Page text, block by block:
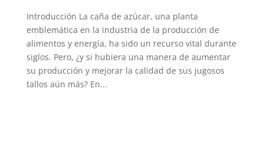
Introducción La caña de azúcar, una planta
emblemática en la industria de la producción de
alimentos y energía, ha sido un recurso vital durante
siglos. Pero, ¿y si hubiera una manera de aumentar
su producción y mejorar la calidad de sus jugosos
tallos aún más? En...